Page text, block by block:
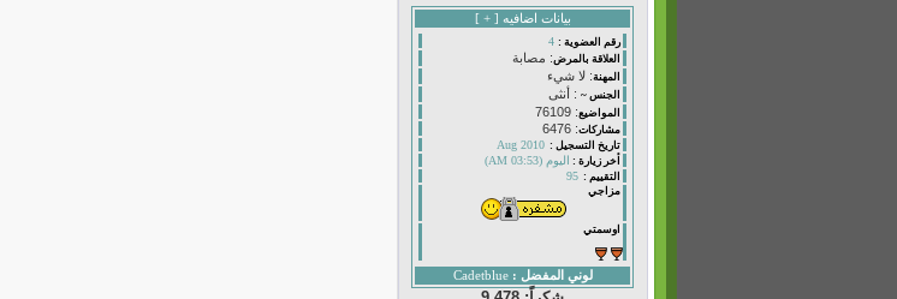
بيانات اضافيه [+
]
رقم العضوية : 4
العلاقة بالمرض: مصابة
المهنة: لا شيء
الجنس ~ : أنثى
المواضيع: 76109
مشاركات: 6476
تاريخ التسجيل : Aug 2010
أخر زيارة : اليوم (03:53 AM)
التقييم : 95
مزاجي
اوسمتي
لوني المفضل :Cadetblue